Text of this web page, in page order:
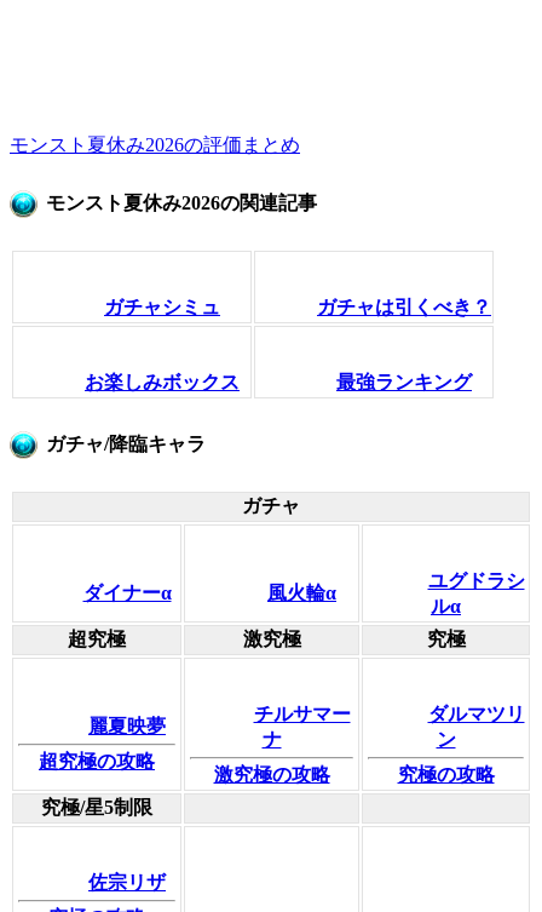
モンスト夏休み2026の評価まとめ
モンスト夏休み2026の関連記事
ガチャシミュ ガチャは引くべき？
お楽しみボックス 最強ランキング
ガチャ/降臨キャラ
ガチャ
ダイナーα 風火輪α
ユグドラシ
ルα
超究極
激究極 究極
麗夏映夢
超究極の攻略
チルサマー
ナ
激究極の攻略
ダルマツリ
ン
究極の攻略
究極/星5制限
佐宗リザ